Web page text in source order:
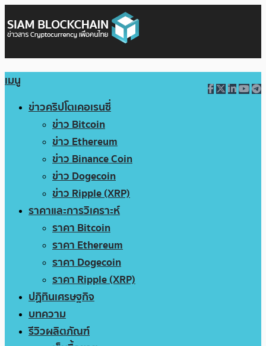
เมนู
ข่าวคริปโตเคอเรนซี่
ข่าว Bitcoin
ข่าว Ethereum
ข่าว Binance Coin
ข่าว Dogecoin
ข่าว Ripple (XRP)
ราคาและการวิเคราะห์
ราคา Bitcoin
ราคา Ethereum
ราคา Dogecoin
ราคา Ripple (XRP)
ปฏิทินเศรษฐกิจ
บทความ
รีวิวผลิตภัณฑ์